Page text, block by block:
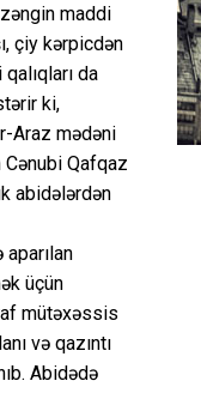
maddi
çiy kərpicdən
da
ki,
Araz mədəni
Cənubi Qafqaz
abidələrdən
üçün
mütəxəssis
və qazıntı
Abidədə